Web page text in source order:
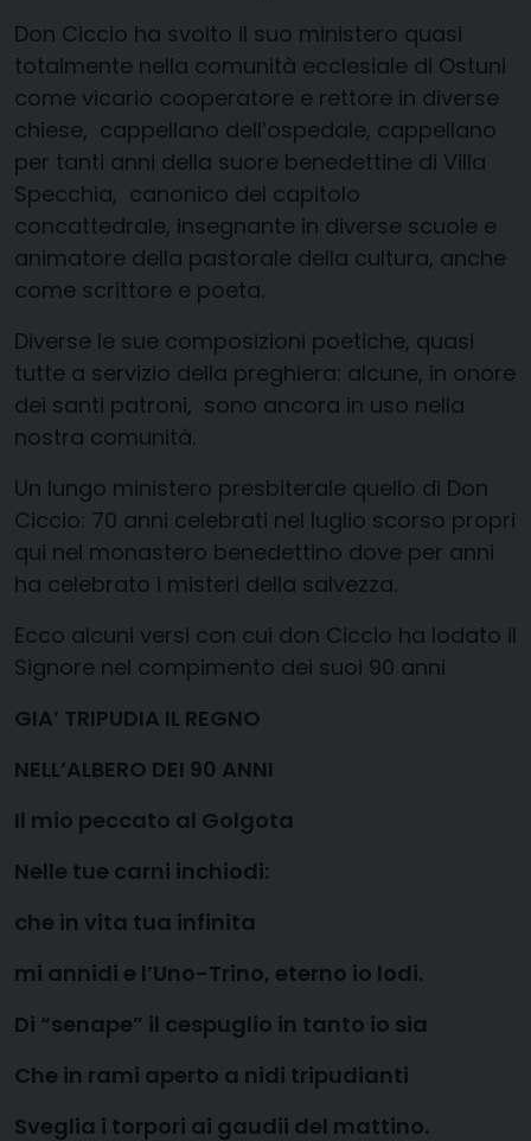
Don Ciccio ha svolto il suo ministero quasi
totalmente nella comunità ecclesiale di Ostuni
come vicario cooperatore e rettore in diverse
chiese, cappellano dell’ospedale, cappellano
per tanti anni della suore benedettine di Villa
Specchia, canonico del capitolo
concattedrale, insegnante in diverse scuole e
animatore della pastorale della cultura, anche
come scrittore e poeta.
Diverse le sue composizioni poetiche, quasi
tutte a servizio della preghiera: alcune, in onore
dei santi patroni, sono ancora in uso nella
nostra comunità.
Un lungo ministero presbiterale quello di Don
Ciccio: 70 anni celebrati nel luglio scorso propri
qui nel monastero benedettino dove per anni
ha celebrato i misteri della salvezza.
Ecco alcuni versi con cui don Ciccio ha lodato il
Signore nel compimento dei suoi 90 anni
GIA’ TRIPUDIA IL REGNO
NELL’ALBERO DEI 90 ANNI
Il mio peccato al Golgota
Nelle tue carni inchiodi:
che in vita tua infinita
mi annidi e l’Uno-Trino, eterno io lodi.
Di “senape” il cespuglio in tanto io sia
Che in rami aperto a nidi tripudianti
Sveglia i torpori ai gaudii del mattino.